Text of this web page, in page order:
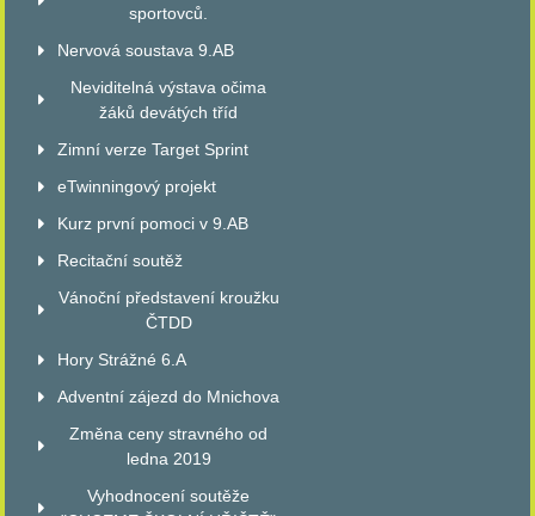
sportovců.
Nervová soustava 9.AB
Neviditelná výstava očima
žáků devátých tříd
Zimní verze Target Sprint
eTwinningový projekt
Kurz první pomoci v 9.AB
Recitační soutěž
Vánoční představení kroužku
ČTDD
Hory Strážné 6.A
Adventní zájezd do Mnichova
Změna ceny stravného od
ledna 2019
Vyhodnocení soutěže